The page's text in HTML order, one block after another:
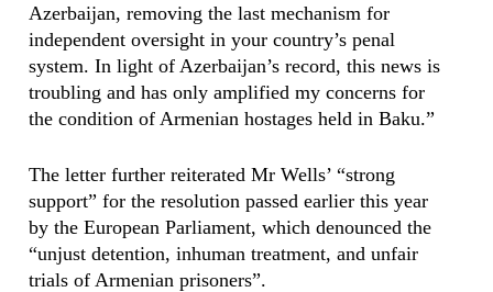
Azerbaijan, removing the last mechanism for
independent oversight in your country’s penal
system. In light of Azerbaijan’s record, this news is
troubling and has only amplified my concerns for
the condition of Armenian hostages held in Baku.”
The letter further reiterated Mr Wells’ “strong
support” for the resolution passed earlier this year
by the European Parliament, which denounced the
“unjust detention, inhuman treatment, and unfair
trials of Armenian prisoners”.